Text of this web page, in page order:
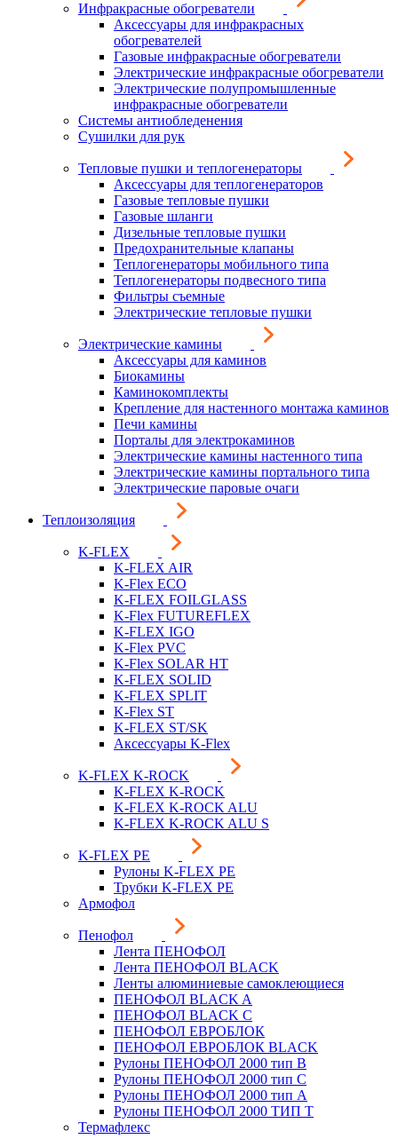
Инфракрасные обогреватели
Аксессуары для инфракрасных
обогревателей
Газовые инфракрасные обогреватели
Электрические инфракрасные обогреватели
Электрические полупромышленные
инфракрасные обогреватели
Системы антиобледенения
Сушилки для рук
Тепловые пушки и теплогенераторы
Аксессуары для теплогенераторов
Газовые тепловые пушки
Газовые шланги
Дизельные тепловые пушки
Предохранительные клапаны
Теплогенераторы мобильного типа
Теплогенераторы подвесного типа
Фильтры съемные
Электрические тепловые пушки
Электрические камины
Аксессуары для каминов
Биокамины
Каминокомплекты
Крепление для настенного монтажа каминов
Печи камины
Порталы для электрокаминов
Электрические камины настенного типа
Электрические камины портального типа
Электрические паровые очаги
Теплоизоляция
K-FLEX
K-FLEX AIR
K-Flex ECO
K-FLEX FOILGLASS
K-Flex FUTUREFLEX
K-FLEX IGO
K-Flex PVC
K-Flex SOLAR HT
K-FLEX SOLID
K-FLEX SPLIT
K-Flex ST
K-FLEX ST/SK
Аксессуары K-Flex
K-FLEX K-ROCK
K-FLEX K-ROCK
K-FLEX K-ROCK ALU
K-FLEX K-ROCK ALU S
K-FLEX PE
Рулоны K-FLEX PE
Трубки K-FLEX PE
Армофол
Пенофол
Лента ПЕНОФОЛ
Лента ПЕНОФОЛ BLACK
Ленты алюминиевые самоклеющиеся
ПЕНОФОЛ BLACK A
ПЕНОФОЛ BLACK С
ПЕНОФОЛ ЕВРОБЛОК
ПЕНОФОЛ ЕВРОБЛОК BLACK
Рулоны ПЕНОФОЛ 2000 тип B
Рулоны ПЕНОФОЛ 2000 тип C
Рулоны ПЕНОФОЛ 2000 тип А
Рулоны ПЕНОФОЛ 2000 ТИП Т
Термафлекс